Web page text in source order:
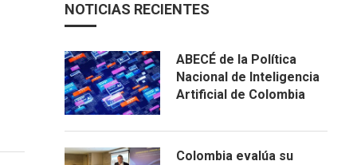
NOTICIAS RECIENTES
ABECÉ de la Política
Nacional de Inteligencia
Artificial de Colombia
Colombia evalúa su